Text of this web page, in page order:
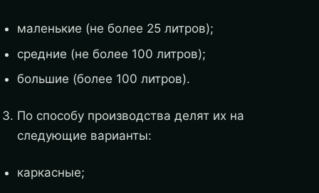
маленькие (не более 25 литров);
средние (не более 100 литров);
большие (более 100 литров).
По способу производства делят их на
следующие варианты:
каркасные;